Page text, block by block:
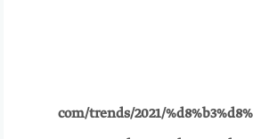
com/trends/2021/